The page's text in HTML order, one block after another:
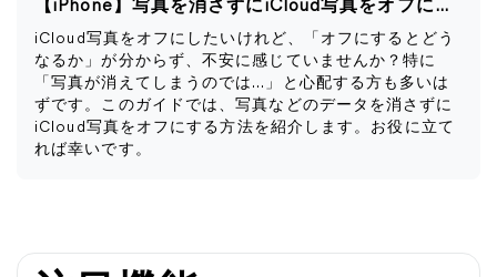
【iPhone】写真を消さずにiCloud写真をオフにする方法
iCloud写真をオフにしたいけれど、「オフにするとどう
なるか」が分からず、不安に感じていませんか？特に
「写真が消えてしまうのでは…」と心配する方も多いは
ずです。このガイドでは、写真などのデータを消さずに
iCloud写真をオフにする方法を紹介します。お役に立て
れば幸いです。